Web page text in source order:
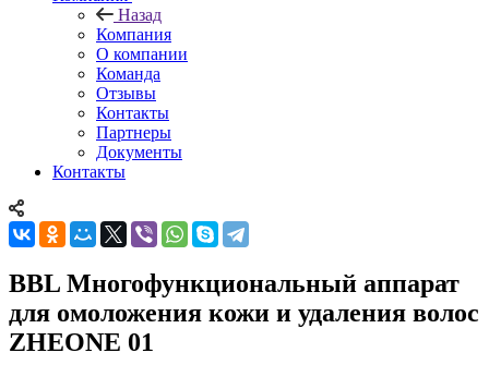
Назад
Компания
О компании
Команда
Отзывы
Контакты
Партнеры
Документы
Контакты
BBL Многофункциональный аппарат
для омоложения кожи и удаления волос
ZHEONE 01